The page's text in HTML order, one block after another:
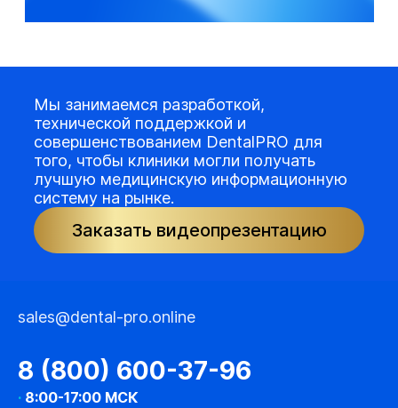
Мы занимаемся разработкой,
технической поддержкой и
совершенствованием DentalPRO для
того, чтобы клиники могли получать
лучшую медицинскую информационную
систему на рынке.
Заказать видеопрезентацию
sales@dental-pro.online
8 (800) 600-37-96
· 8:00-17:00 МСК